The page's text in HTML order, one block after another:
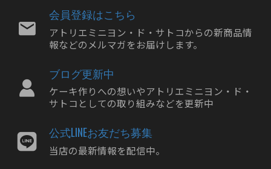
2024年06月
2024年05月
2024年04月
2024年02月
2024年01月
2023年11月
2023年10月
会員登録はこちら
アトリエミニヨン・ド・サトコからの新商品情
報などのメルマガをお届けします。
ブログ更新中
ケーキ作りへの想いやアトリエミニヨン・ド・
サトコとしての取り組みなどを更新中
公式LINEお友だち募集
当店の最新情報を配信中。